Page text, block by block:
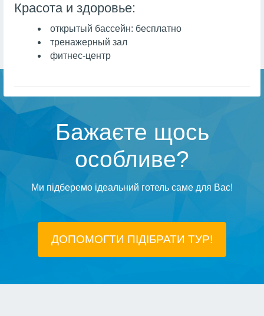
Красота и здоровье:
открытый бассейн: бесплатно
тренажерный зал
фитнес-центр
Бажаєте щось
особливе?
Ми підберемо ідеальний готель саме для Вас!
ДОПОМОГТИ ПІДIБРАТИ ТУР!